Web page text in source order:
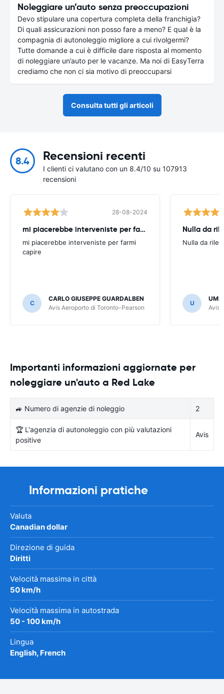
Noleggiare un’auto senza preoccupazioni
Devo stipulare una copertura completa della franchigia?
Di quali assicurazioni non posso fare a meno? E qual è la
compagnia di autonoleggio migliore a cui rivolgermi?
Tutte domande a cui è difficile dare risposta al momento
di noleggiare un’auto per le vacanze. Ma noi di EasyTerra
crediamo che non ci sia motivo di preoccuparsi
Consulta tutti gli articoli
8.4 Recensioni recenti
I clienti ci valutano con un 8.4/10 su 107913
recensioni
28-08-2024
mi piacerebbe interveniste per farmi
mi piacerebbe interveniste per farmi
capire
C
CARLO GIUSEPPE GUARDALBEN
Avis Aeroporto di Toronto-Pearson
Nulla da
Nulla da
U
Avis
Importanti informazioni aggiornate per
noleggiare un'auto a Red Lake
🚙 Numero di agenzie di noleggio 2
🏆 L'agenzia di autonoleggio con più valutazioni
positive
Avis
Informazioni pratiche
Valuta
Canadian dollar
Direzione di guida
Diritti
Velocità massima in città
50 km/h
Velocità massima in autostrada
50 - 100 km/h
Lingua
English, French